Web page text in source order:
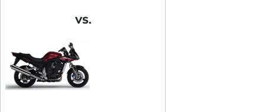
VS.